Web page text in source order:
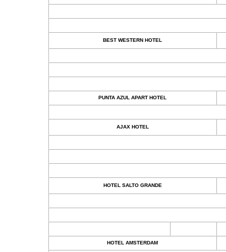
BEST WESTERN HOTEL
PUNTA AZUL APART HOTEL
AJAX HOTEL
HOTEL SALTO GRANDE
HOTEL AMSTERDAM